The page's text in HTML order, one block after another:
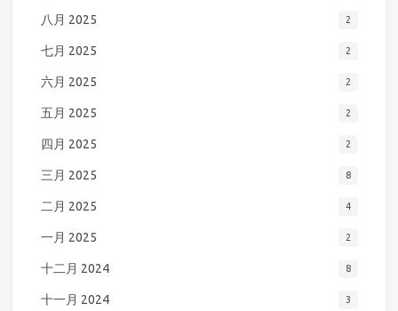
八月 2025 2
七月 2025 2
六月 2025 2
五月 2025 2
四月 2025 2
三月 2025 8
二月 2025 4
一月 2025 2
十二月 2024 8
十一月 2024 3